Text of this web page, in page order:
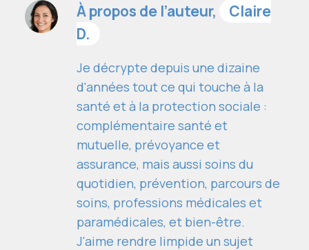
À propos de l’auteur,
Claire
D.
Je décrypte depuis une dizaine
d'années tout ce qui touche à la
santé et à la protection sociale :
complémentaire santé et
mutuelle, prévoyance et
assurance, mais aussi soins du
quotidien, prévention, parcours de
soins, professions médicales et
paramédicales, et bien-être.
J'aime rendre limpide un sujet